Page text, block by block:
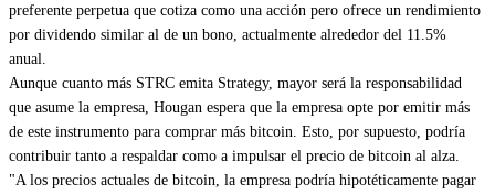
preferente perpetua que cotiza como una acción pero ofrece un rendimiento
por dividendo similar al de un bono, actualmente alrededor del 11.5%
anual.
Aunque cuanto más STRC emita Strategy, mayor será la responsabilidad
que asume la empresa, Hougan espera que la empresa opte por emitir más
de este instrumento para comprar más bitcoin. Esto, por supuesto, podría
contribuir tanto a respaldar como a impulsar el precio de bitcoin al alza.
"A los precios actuales de bitcoin, la empresa podría hipotéticamente pagar